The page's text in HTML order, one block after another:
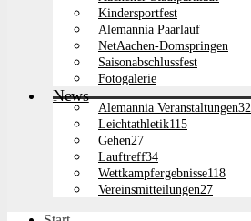
Kindersportfest
Alemannia Paarlauf
NetAachen-Domspringen
Saisonabschlussfest
Fotogalerie
News
Alemannia Veranstaltungen32
Leichtathletik115
Gehen27
Lauftreff34
Wettkampfergebnisse118
Vereinsmitteilungen27